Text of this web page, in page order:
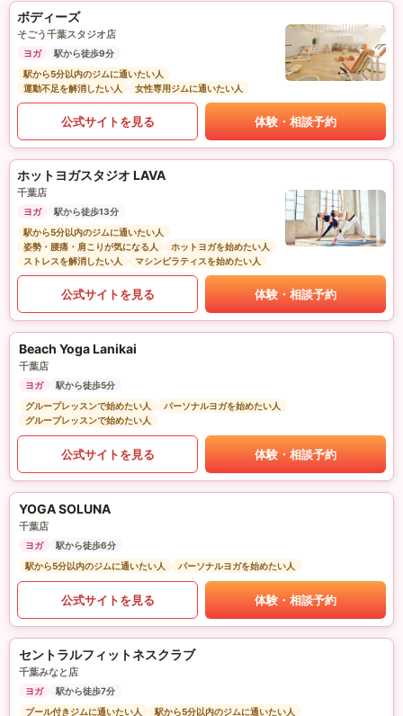
ボディーズ
そごう千葉スタジオ店
ヨガ
駅から徒歩9分
駅から5分以内のジムに通いたい人
運動不足を解消したい人
女性専用ジムに通いたい人
公式サイトを見る 体験・相談予約
ホットヨガスタジオ LAVA
千葉店
ヨガ
駅から徒歩13分
駅から5分以内のジムに通いたい人
姿勢・腰痛・肩こりが気になる人
ホットヨガを始めたい人
ストレスを解消したい人
マシンピラティスを始めたい人
公式サイトを見る 体験・相談予約
Beach Yoga Lanikai
千葉店
ヨガ
駅から徒歩5分
グループレッスンで始めたい人
パーソナルヨガを始めたい人
グループレッスンで始めたい人
公式サイトを見る 体験・相談予約
YOGA SOLUNA
千葉店
ヨガ
駅から徒歩6分
駅から5分以内のジムに通いたい人
パーソナルヨガを始めたい人
公式サイトを見る 体験・相談予約
セントラルフィットネスクラブ
千葉みなと店
ヨガ
駅から徒歩7分
プール付きジムに通いたい人
駅から5分以内のジムに通いたい人